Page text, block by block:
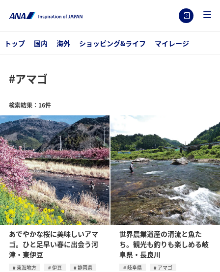
トップ 国内 海外 ショッピング&ライフ マイレージ
#アマゴ
検索結果：16件
あでやかな桜に美味しいアマ
ゴ。ひと足早い春に出会う河
津・東伊豆
東海地方 伊豆
静岡県
世界農業遺産の清流と魚た
ち。観光も釣りも楽しめる岐
阜県・長良川
岐阜県
アマゴ